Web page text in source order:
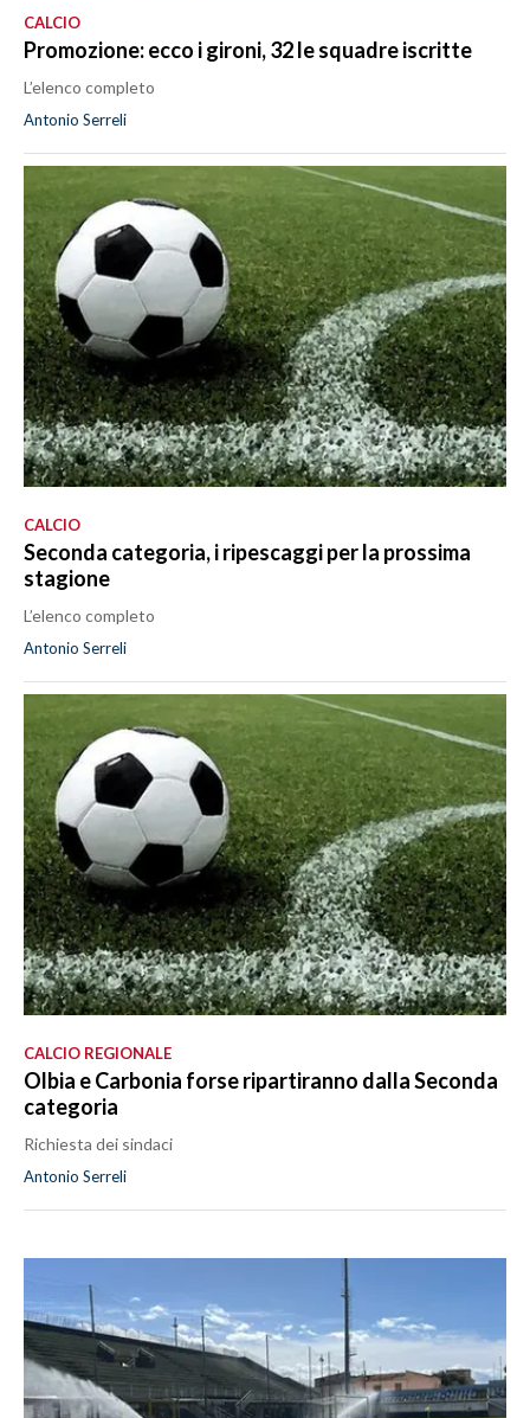
CALCIO
Promozione: ecco i gironi, 32 le squadre iscritte
L’elenco completo
Antonio Serreli
CALCIO
Seconda categoria, i ripescaggi per la prossima
stagione
L’elenco completo
Antonio Serreli
CALCIO REGIONALE
Olbia e Carbonia forse ripartiranno dalla Seconda
categoria
Richiesta dei sindaci
Antonio Serreli